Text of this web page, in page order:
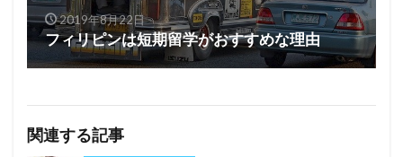
2019年8月22日
フィリピンは短期留学がおすすめな理由
関連する記事